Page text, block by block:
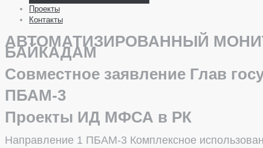
Проекты
Контакты
АВТОМАТИЗИРОВАННЫЙ
БАЙКАДАМ
Совместное заявление Глав
ПБАМ-3
Проекты ИД МФСА в РК
Направление 1 ПБАМ-3 Комплексное